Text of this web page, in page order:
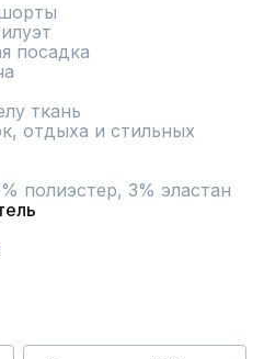
посадка
ткань
отдыха и стильных
полиэстер, 3% эластан